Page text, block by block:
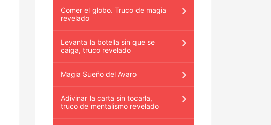
Comer el globo. Truco de magia
revelado
Levanta la botella sin que se
caiga, truco revelado
Magia Sueño del Avaro
Adivinar la carta sin tocarla,
truco de mentalismo revelado